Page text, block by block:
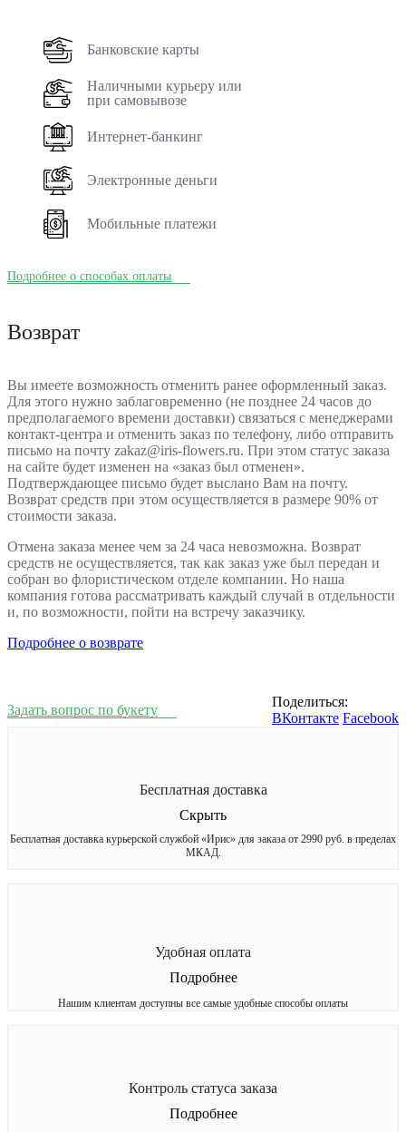
Банковские карты
Наличными курьеру или
при самовывозе
Интернет-банкинг
Электронные деньги
Мобильные платежи
Подробнее о способах оплаты
Возврат
Вы имеете возможность отменить ранее оформленный заказ.
Для этого нужно заблаговременно (не позднее 24 часов до
предполагаемого времени доставки) связаться с менеджерами
контакт-центра и отменить заказ по телефону, либо отправить
письмо на почту zakaz@iris-flowers.ru. При этом статус заказа
на сайте будет изменен на «заказ был отменен».
Подтверждающее письмо будет выслано Вам на почту.
Возврат средств при этом осуществляется в размере 90% от
стоимости заказа.
Отмена заказа менее чем за 24 часа невозможна. Возврат
средств не осуществляется, так как заказ уже был передан и
собран во флористическом отделе компании. Но наша
компания готова рассматривать каждый случай в отдельности
и, по возможности, пойти на встречу заказчику.
Подробнее о возврате
Задать вопрос по букету
Поделиться:
ВКонтакте Facebook
Бесплатная доставка
Скрыть
Бесплатная доставка курьерской службой «Ирис» для заказа от 2990 руб. в пределах
МКАД.
Удобная оплата
Подробнее
Нашим клиентам доступны все самые удобные способы оплаты
Контроль статуса заказа
Подробнее